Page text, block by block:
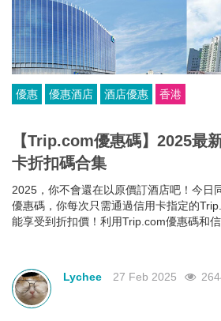
優惠 優惠酒店 酒店優惠 香港
【Trip.com優惠碼】2025最
卡折扣碼合集
2025，你不會還在以原價訂酒店吧！今日
優惠碼，你每次只需通過信用卡指定的
能享受到折扣價！利用Trip.com優惠碼和
Lychee 27 Feb 2025